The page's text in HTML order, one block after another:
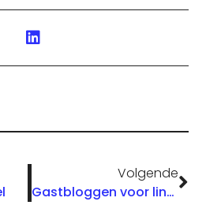
Volgende
Gastbloggen voor linkbuilding